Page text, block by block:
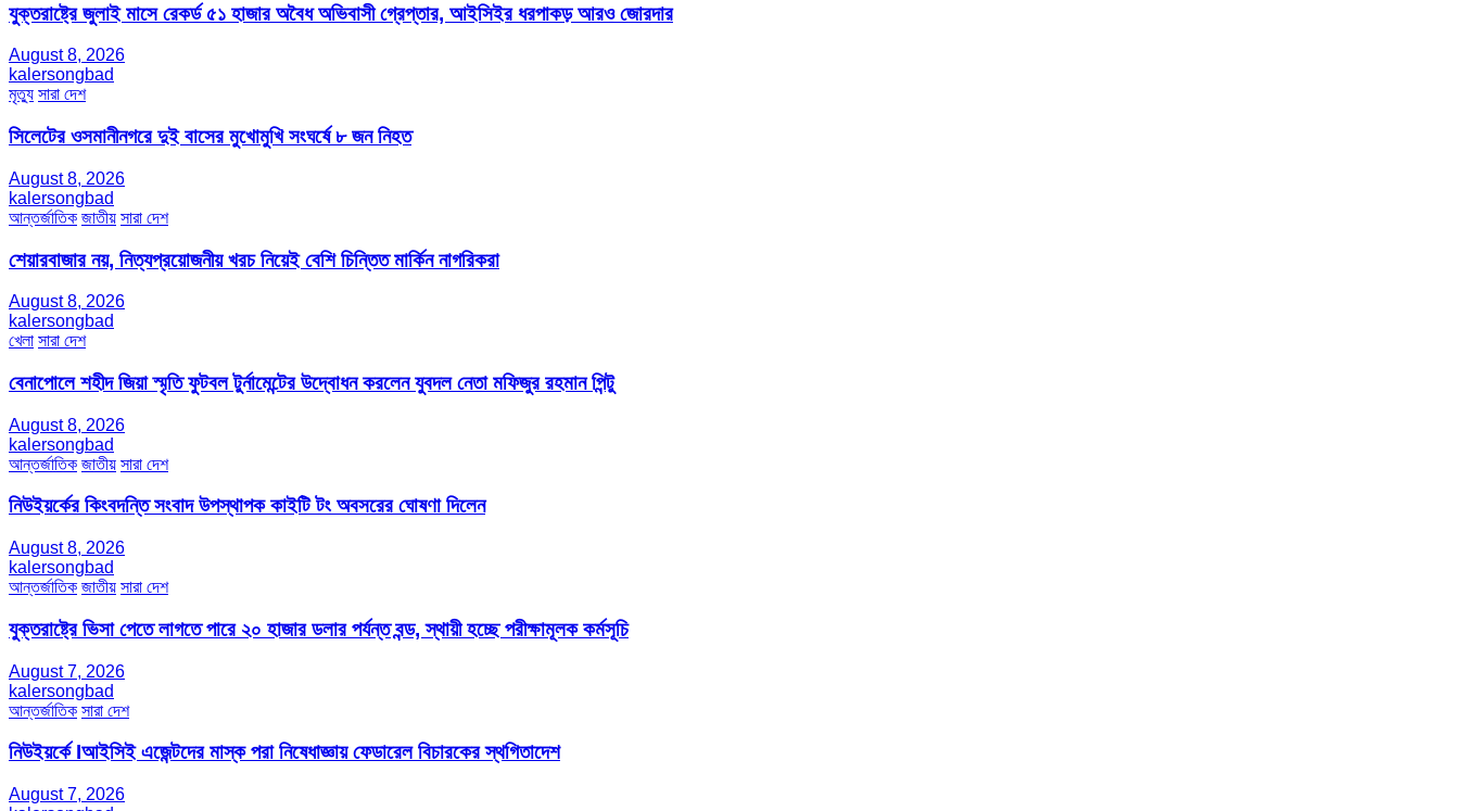
যুক্তরাষ্ট্রে জুলাই মাসে রেকর্ড ৫১ হাজার অবৈধ অভিবাসী গ্রেপ্তার, আইসিইর ধরপাকড় আরও জোরদার
August 8, 2026
kalersongbad
মৃত্যু সারা দেশ
সিলেটের ওসমানীনগরে দুই বাসের মুখোমুখি সংঘর্ষে ৮ জন নিহত
August 8, 2026
kalersongbad
আন্তর্জাতিক জাতীয় সারা দেশ
শেয়ারবাজার নয়, নিত্যপ্রয়োজনীয় খরচ নিয়েই বেশি চিন্তিত মার্কিন নাগরিকরা
August 8, 2026
kalersongbad
খেলা সারা দেশ
বেনাপোলে শহীদ জিয়া স্মৃতি ফুটবল টুর্নামেন্টের উদ্বোধন করলেন যুবদল নেতা মফিজুর রহমান পিন্টু
August 8, 2026
kalersongbad
আন্তর্জাতিক জাতীয় সারা দেশ
নিউইয়র্কের কিংবদন্তি সংবাদ উপস্থাপক কাইটি টং অবসরের ঘোষণা দিলেন
August 8, 2026
kalersongbad
আন্তর্জাতিক জাতীয় সারা দেশ
যুক্তরাষ্ট্রে ভিসা পেতে লাগতে পারে ২০ হাজার ডলার পর্যন্ত বন্ড, স্থায়ী হচ্ছে পরীক্ষামূলক কর্মসূচি
August 7, 2026
kalersongbad
আন্তর্জাতিক সারা দেশ
নিউইয়র্কে Iআইসিই এজেন্টদের মাস্ক পরা নিষেধাজ্ঞায় ফেডারেল বিচারকের স্থগিতাদেশ
August 7, 2026